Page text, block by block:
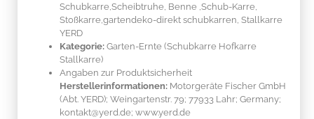
Schubkarre,Scheibtruhe, Benne ,Schub-Karre,
Stoßkarre,gartendeko-direkt schubkarren, Stallkarre
YERD
Kategorie: Garten-Ernte (Schubkarre Hofkarre
Stallkarre)
Angaben zur Produktsicherheit
Herstellerinformationen: Motorgeräte Fischer GmbH
(Abt. YERD); Weingartenstr. 79; 77933 Lahr; Germany;
kontakt@yerd.de; www.yerd.de